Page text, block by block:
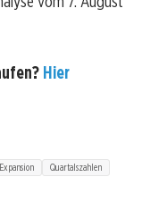
Hier
Expansion Quartalszahlen